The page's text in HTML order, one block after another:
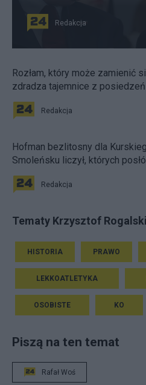
Redakcja
Rozłam, który może zamienić
zdradza tajemnice z
Redakcja
Hofman bezlitosny dla
Smoleńsku liczył, których
Redakcja
Tematy Krzysztof Rogalski
HISTORIA PRAWO
LEKKOATLETYKA
OSOBISTE KO
Piszą na ten temat
Rafał Woś